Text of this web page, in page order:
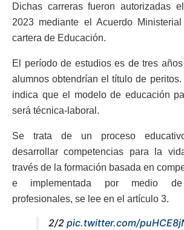
Dichas carreras fueron autorizadas
2023 mediante el Acuerdo
cartera de Educación.
El período de estudios es de tres
alumnos obtendrían el título de
indica que el modelo de educación
será técnica-laboral.
Se trata de un proceso
desarrollar competencias para la
través de la formación basada en
e implementada por medio de
profesionales, se lee en el artículo 3.
2/2 pic.twitter.com/